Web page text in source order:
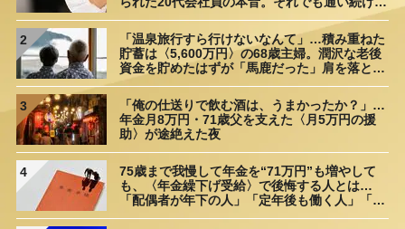
2
「温泉旅行すら行けないなんて」…積み重ねた
貯蓄は〈5,600万円〉の68歳主婦。潤沢な老後
資金を貯めたはずが「馬鹿だった」肩を落とす
3
「俺の仕送りで飲む酒は、うまかったか？」…
年金月8万円・71歳父を支えた〈月5万円の援
助〉が途絶えた夜
4
75歳まで我慢して年金を“71万円”も増やして
も、〈年金繰下げ受給〉で後悔する人とは…
「配偶者が年下の人」「定年後も働く人」「特